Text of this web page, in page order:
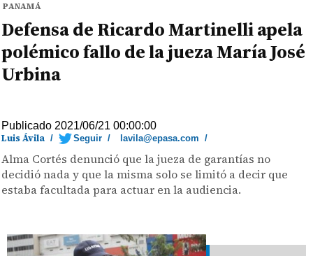
PANAMÁ
Defensa de Ricardo Martinelli apela
polémico fallo de la jueza María José
Urbina
Publicado 2021/06/21 00:00:00
Luis Ávila / Seguir / lavila@epasa.com /
Alma Cortés denunció que la jueza de garantías no
decidió nada y que la misma solo se limitó a decir que
estaba facultada para actuar en la audiencia.